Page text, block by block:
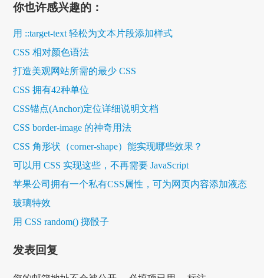
你也许感兴趣的：
用 ::target-text 轻松为文本片段添加样式
CSS 相对颜色语法
打造美观网站所需的最少 CSS
CSS 拥有42种单位
CSS锚点(Anchor)定位详细说明文档
CSS border-image 的神奇用法
CSS 角形状（corner-shape）能实现哪些效果？
可以用 CSS 实现这些，不再需要 JavaScript
苹果公司拥有一个私有CSS属性，可为网页内容添加液态
玻璃特效
用 CSS random() 掷骰子
发表回复